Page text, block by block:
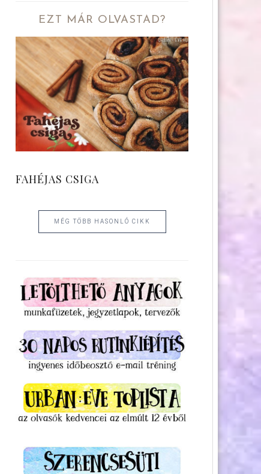
EZT MÁR OLVASTAD?
FAHÉJAS CSIGA
MÉG TÖBB HASONLÓ CIKK